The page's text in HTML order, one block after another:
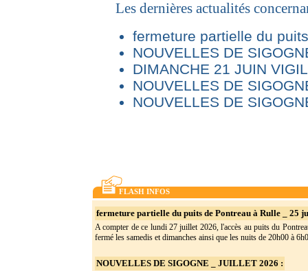
Les dernières actualités
fermeture partielle du
NOUVELLES DE
DIMANCHE 21 JUIN
NOUVELLES DE
NOUVELLES DE
FLASH INFOS
fermeture partielle du puits de Pontreau à Rulle _ 25
A compter de ce lundi 27 juillet 2026, l'accès au puits du
fermé les samedis et dimanches ainsi que les nuits de 20h00 à
NOUVELLES DE SIGOGNE _ JUILLET 2026 :